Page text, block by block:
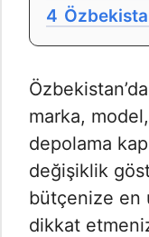
4
marka,
depolama
değişiklik
bütçenize en
dikkat